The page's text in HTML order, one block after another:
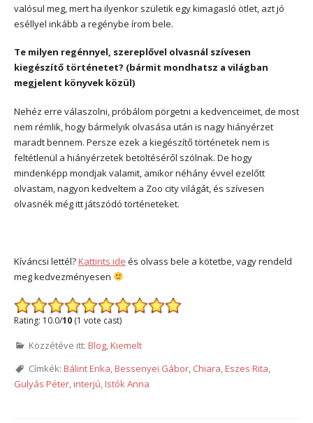
valósul meg, mert ha ilyenkor születik egy kimagasló ötlet, azt jó
eséllyel inkább a regénybe írom bele.
Te milyen regénnyel, szereplővel olvasnál szívesen
kiegészítő történetet? (bármit mondhatsz a világban
megjelent könyvek közül)
Nehéz erre válaszolni, próbálom pörgetni a kedvenceimet, de most
nem rémlik, hogy bármelyik olvasása után is nagy hiányérzet
maradt bennem. Persze ezek a kiegészítő történetek nem is
feltétlenül a hiányérzetek betöltéséről szólnak. De hogy
mindenképp mondjak valamit, amikor néhány évvel ezelőtt
olvastam, nagyon kedveltem a Zoo city világát, és szívesen
olvasnék még itt játszódó történeteket.
Kíváncsi lettél?Kattints ide és olvass bele a kötetbe, vagy rendeld
meg kedvezményesen
Rating: 10.0/10 (1 vote cast)
Közzétéve itt: Blog,Kiemelt
Címkék: Bálint Erika,Bessenyei Gábor, Chiara,Eszes Rita,
Gulyás Péter,interjú,Istók Anna